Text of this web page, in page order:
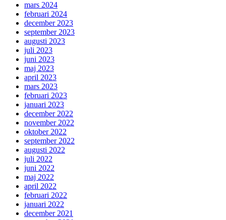
mars 2024
februari 2024
december 2023
september 2023
augusti 2023
juli 2023
juni 2023
maj 2023
april 2023
mars 2023
februari 2023
januari 2023
december 2022
november 2022
oktober 2022
september 2022
augusti 2022
juli 2022
juni 2022
maj 2022
april 2022
februari 2022
januari 2022
december 2021